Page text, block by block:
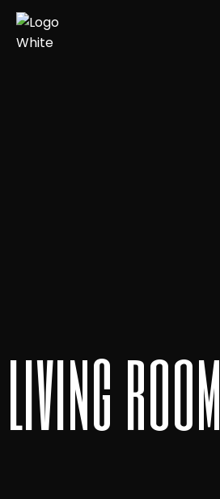
livingroom